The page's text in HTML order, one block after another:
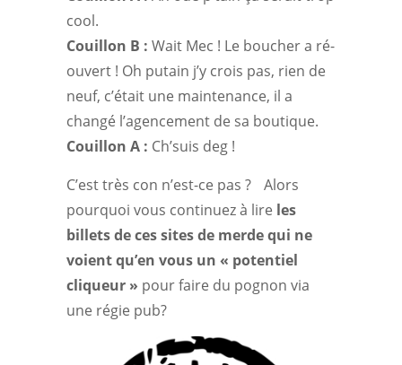
cool.
Couillon B : Wait Mec ! Le boucher a ré-
ouvert ! Oh putain j’y crois pas, rien de
neuf, c’était une maintenance, il a
changé l’agencement de sa boutique.
Couillon A : Ch’suis deg !
C’est très con n’est-ce pas ? Alors
pourquoi vous continuez à lire les
billets de ces sites de merde qui ne
voient qu’en vous un « potentiel
cliqueur » pour faire du pognon via
une régie pub?